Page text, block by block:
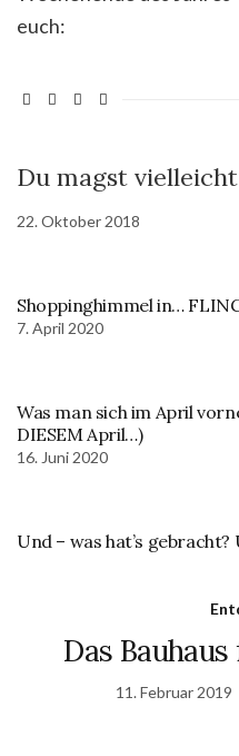
euch:
Du magst
22. Oktober 2018
Shoppinghimmel in…
7. April 2020
Was man sich im April
DIESEM April…)
16. Juni 2020
Und – was hat’s
Das Bauhaus
11. Februar 2019